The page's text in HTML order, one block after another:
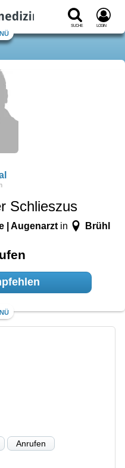
Suche Login
Schlieszus
| Augenarztin Brühl
Anrufen